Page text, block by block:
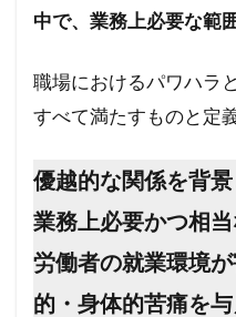
中で、業務上必要な範
職場におけるパワハラ
すべて満たすものと定
優越的な関係を背
業務上必要かつ相
労働者の就業環境
的・身体的苦痛を与